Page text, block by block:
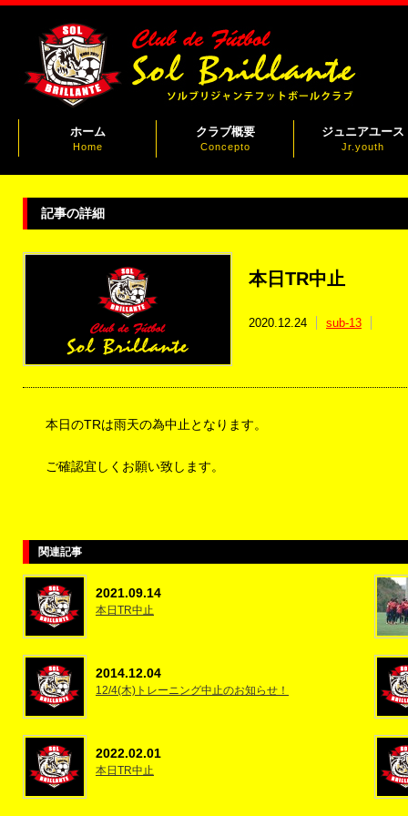
ホーム
Home
クラブ概要
Concepto
ジュニアユース
Jr.youth
記事の詳細
本日TR中止
2020.12.24 sub-13
本日のTRは雨天の為中止となります。
ご確認宜しくお願い致します。
関連記事
2021.09.14
本日TR中止
2014.12.04
12/4(木)トレーニング中止のお知らせ！
2022.02.01
本日TR中止